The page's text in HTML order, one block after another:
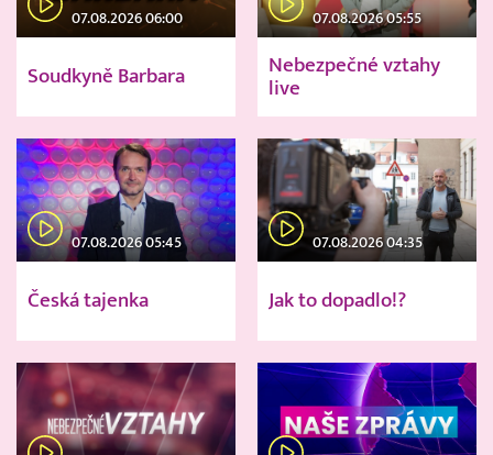
07.08.2026 06:00
Soudkyně Barbara
07.08.2026 05:55
Nebezpečné vztahy
live
07.08.2026 05:45
Česká tajenka
07.08.2026 04:35
Jak to dopadlo!?